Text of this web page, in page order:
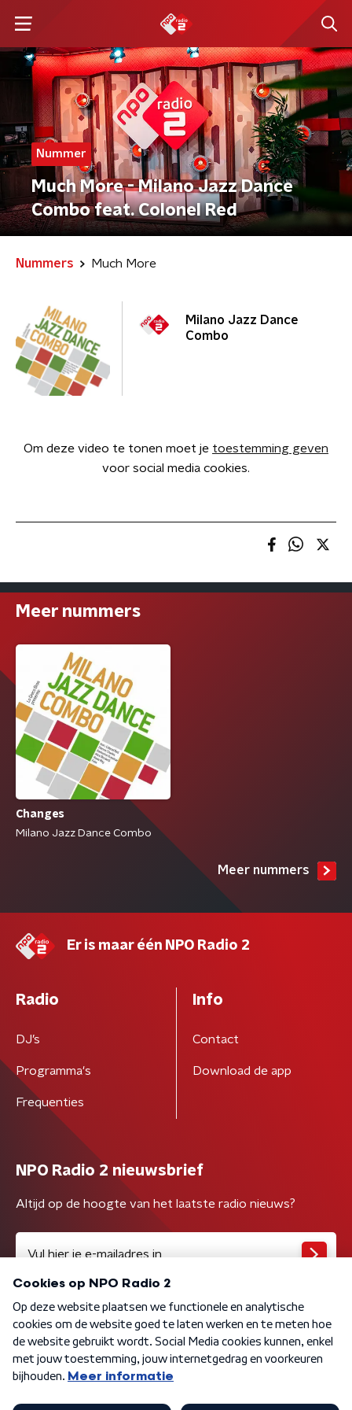
Nummer
Much More - Milano Jazz Dance
Combo feat. Colonel Red
Nummers Much More
Milano Jazz Dance
Combo
Om deze video te tonen moet je toestemming geven
voor social media cookies.
Meer nummers
Changes
Milano Jazz Dance Combo
Meer nummers
Er is maar één NPO Radio 2
Radio
DJ’s
Programma's
Frequenties
Info
Contact
Download de app
NPO Radio 2 nieuwsbrief
Altijd op de hoogte van het laatste radio nieuws?
Algemene voorwaarden